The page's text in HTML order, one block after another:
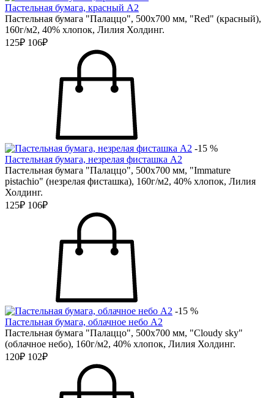
Пастельная бумага, красный А2
Пастельная бумага "Палаццо", 500х700 мм, "Red" (красный),
160г/м2, 40% хлопок, Лилия Холдинг.
125₽ 106₽
-15 %
Пастельная бумага, незрелая фисташка А2
Пастельная бумага "Палаццо", 500х700 мм, "Immature
pistachio" (незрелая фисташка), 160г/м2, 40% хлопок, Лилия
Холдинг.
125₽ 106₽
-15 %
Пастельная бумага, облачное небо А2
Пастельная бумага "Палаццо", 500х700 мм, "Cloudy sky"
(облачное небо), 160г/м2, 40% хлопок, Лилия Холдинг.
120₽ 102₽